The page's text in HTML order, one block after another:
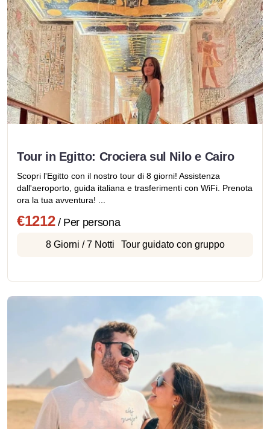
Tour in Egitto: Crociera sul Nilo e Cairo
Scopri l'Egitto con il nostro tour di 8 giorni! Assistenza
dall'aeroporto, guida italiana e trasferimenti con WiFi. Prenota
ora la tua avventura! ...
€1212/ Per persona
8 Giorni / 7 Notti Tour guidato con gruppo